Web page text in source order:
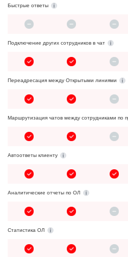
Быстрые ответы
Подключение других сотрудников в чат
Переадресация между Открытыми линиями
Маршрутизация чатов между сотрудниками по
Автоответы клиенту
Аналитические отчеты по ОЛ
Статистика ОЛ